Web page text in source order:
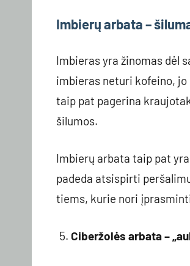
Imbierų arbata –
Imbieras yra žinomas dėl
imbieras neturi kofeino,
taip pat pagerina
šilumos.
Imbierų arbata taip pat
padeda atsispirti
tiems, kurie nori
Ciberžolės arbata –